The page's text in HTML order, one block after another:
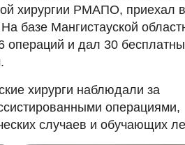
хирургии РМАПО, приехал в
базе Мангистауской
операций и дал 30
хирурги наблюдали за
операциями,
случаев и обучающих